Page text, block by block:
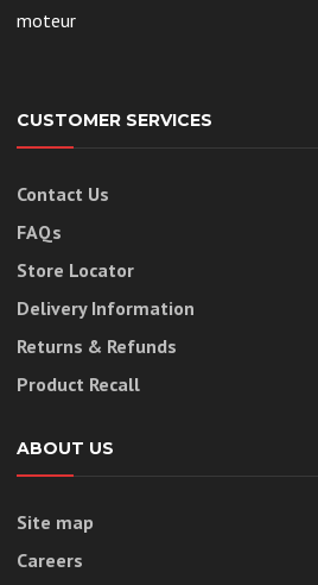
moteur
CUSTOMER SERVICES
Contact Us
FAQs
Store Locator
Delivery Information
Returns & Refunds
Product Recall
ABOUT US
Site map
Careers